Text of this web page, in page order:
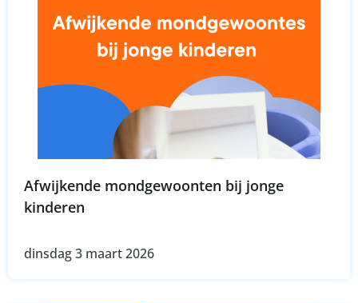
Afwijkende mondgewoonten bij jonge
kinderen
dinsdag 3 maart 2026